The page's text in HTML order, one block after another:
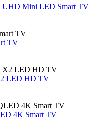
UHD Mini LED Smart TV
TV
LED HD TV
4K Smart TV